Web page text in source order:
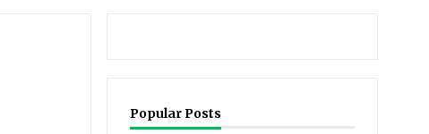
Popular Posts